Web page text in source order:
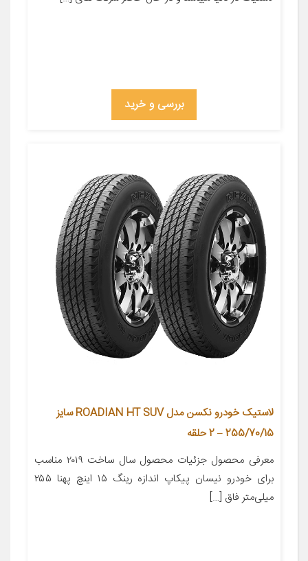
بررسی و خرید
لاستیک خودرو نکسن مدل ROADIAN HT SUV سایز
255/70/15 – 2 حلقه
معرفی محصول جزئیات محصول سال ساخت ۲۰۱۹ مناسب
برای خودرو نیسان پیکاپ اندازه رینگ ۱۵ اینچ پهنا ۲۵۵
میلی‌متر فاق […]